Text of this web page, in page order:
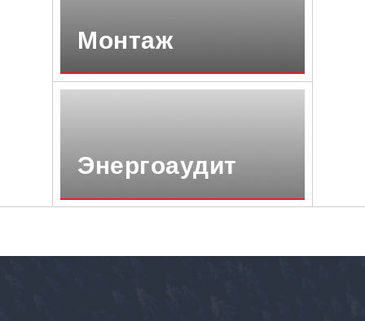
Монтаж
Энергоаудит